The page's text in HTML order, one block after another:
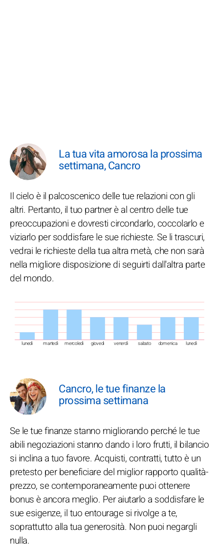
La tua vita amorosa la prossima
settimana, Cancro
lunedì martedì mercoledì giovedì venerdì sabato domenica lunedì
Il cielo è il palcoscenico delle tue relazioni con gli
altri. Pertanto, il tuo partner è al centro delle tue
preoccupazioni e dovresti circondarlo, coccolarlo e
viziarlo per soddisfare le sue richieste. Se li trascuri,
vedrai le richieste della tua altra metà, che non sarà
nella migliore disposizione di seguirti dall'altra parte
del mondo.
Cancro, le tue finanze la
prossima settimana
Se le tue finanze stanno migliorando perché le tue
abili negoziazioni stanno dando i loro frutti, il bilancio
si inclina a tuo favore. Acquisti, contratti, tutto è un
pretesto per beneficiare del miglior rapporto qualità-
prezzo, se contemporaneamente puoi ottenere
bonus è ancora meglio. Per aiutarlo a soddisfare le
sue esigenze, il tuo entourage si rivolge a te,
soprattutto alla tua generosità. Non puoi negargli
nulla.